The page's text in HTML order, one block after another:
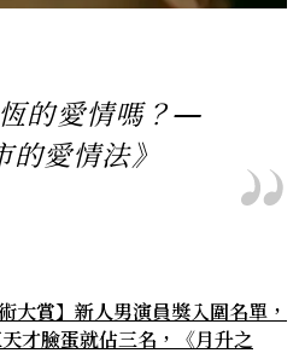
的愛情嗎？—
的愛情法》
大賞】新人男演員獎入圍名單，
才臉蛋就佔三名，《月升之